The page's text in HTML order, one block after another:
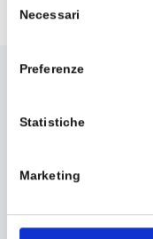
delNecessari
Preferenze
Statistiche
Marketing
Via del Fischione, 19